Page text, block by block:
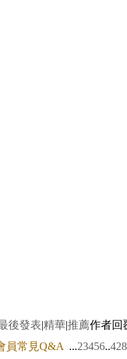
後發表|精華|推薦作者回
員常見Q&A ...23456..